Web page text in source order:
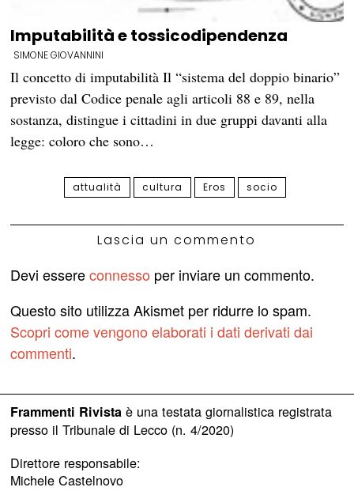
Imputabilità e tossicodipendenza
SIMONE GIOVANNINI
Il concetto di imputabilità Il “sistema del doppio binario”
previsto dal Codice penale agli articoli 88 e 89, nella
sostanza, distingue i cittadini in due gruppi davanti alla
legge: coloro che sono…
attualità cultura Eros socio
Lascia un commento
Devi essereconnesso per inviare un commento.
Questo sito utilizza Akismet per ridurre lo spam.
Scopri come vengono elaborati i dati derivati dai
commenti.
Frammenti Rivistaè una testata giornalistica registrata
presso il Tribunale di Lecco (n. 4/2020)
Direttore responsabile:
Michele Castelnovo